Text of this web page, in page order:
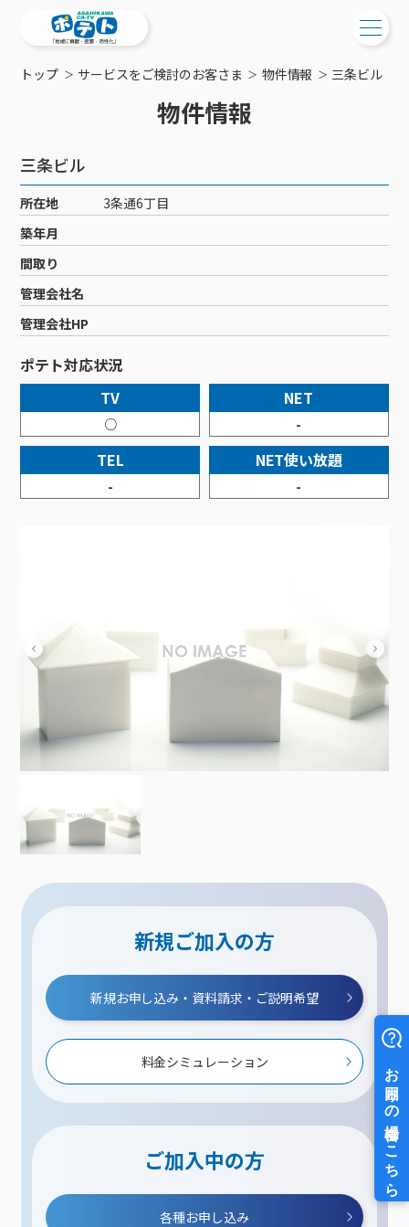
サービス提供エリア
工事・配線について
新居をご検討中の方へ
ポテトを導入している集合住宅
物件情報
特典・キャンペーン
おトクな割引サービス
ご加入中の方
ご加入中のサービス確認・変更
WEBメール
サポートサービス
サポートサービストップ
リモートコール
回線速度測定
接続・設定⽅法
訪問サポート＆サポートパックサービス料⾦表
新着情報
メンテナンス・障害情報
ポテトからのプレゼント
イベントカレンダー
講座のご案内
サービス案内
サービス案内
ケーブルテレビ
ケーブルテレビトップ
チャンネル紹介
料⾦プラン
NHK衛星受信料団体⼀括⽀払
機器⼀覧
インターネット
インターネットトップ
料⾦プラン
Wi-Fiサービス
ポテトホーム防犯カメラ
オプションサービス
インターネットギガシェアプラン
固定電話
固定電話トップ
基本料⾦・通話料⾦
オプションサービス
auスマートバリュー
auまとめトーク
ポテトスマートフォン
ポテトスマートフォントップ
料⾦プラン
機種⼀覧
オプションサービス
でんきトップ
ポラリンでんき×ポテト
ポテトでんき
暮らしを快適にするサービス
暮らしを快適にするサービストップ
ポテトライフメール
コミチャン
お困りの方はこちら
会社案内
メンテナンス
障害情報
トップ サービスをご検討のお客さま 物件情報 三条ビル
物件情報
三条ビル
所在地
3条通6丁目
築年月
間取り
管理会社名
管理会社HP
ポテト対応状況
TV
○
NET
-
TEL
-
NET使い放題
-
新規ご加入の方
新規お申し込み・資料請求・ご説明希望
料金シミュレーション
ご加入中の方
各種お申し込み